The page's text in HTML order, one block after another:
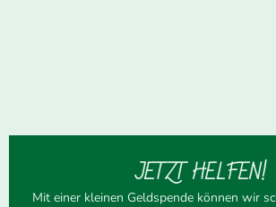
JETZT HELFEN!
Mit einer kleinen Geldspende können wir